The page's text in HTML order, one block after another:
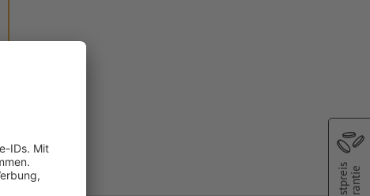
BestpreisGarantie